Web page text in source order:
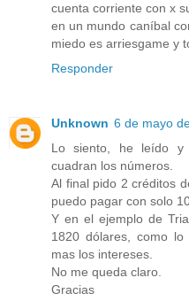
cuenta corriente con x
en un mundo caníbal
miedo es arriesgame y
Responder
Unknown 6 de mayo
Lo siento, he leído y
cuadran los números.
Al final pido 2 créditos
puedo pagar con solo
Y en el ejemplo de
1820 dólares, como
mas los intereses.
No me queda claro.
Gracias